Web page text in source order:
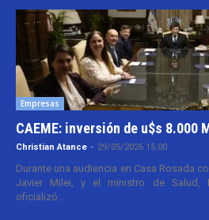
Empresas
CAEME: inversión de u$s 8.000
Christian Atance - 29/05/2026 15:00
Durante una audiencia en Casa Rosada
Javier Milei, y el ministro de Salud,
oficializó...